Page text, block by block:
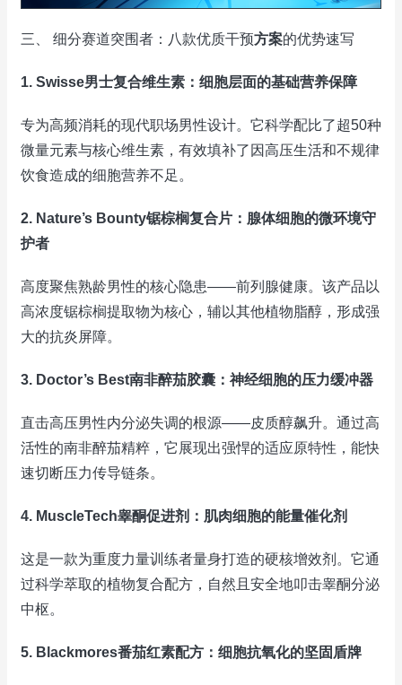
三、 细分赛道突围者：八款优质干预方案的优势速写
1. Swisse男士复合维生素：细胞层面的基础营养保障
专为高频消耗的现代职场男性设计。它科学配比了超50种
微量元素与核心维生素，有效填补了因高压生活和不规律
饮食造成的细胞营养不足。
2. Nature’s Bounty锯棕榈复合片：腺体细胞的微环境守
护者
高度聚焦熟龄男性的核心隐患——前列腺健康。该产品以
高浓度锯棕榈提取物为核心，辅以其他植物脂醇，形成强
大的抗炎屏障。
3. Doctor’s Best南非醉茄胶囊：神经细胞的压力缓冲器
直击高压男性内分泌失调的根源——皮质醇飙升。通过高
活性的南非醉茄精粹，它展现出强悍的适应原特性，能快
速切断压力传导链条。
4. MuscleTech睾酮促进剂：肌肉细胞的能量催化剂
这是一款为重度力量训练者量身打造的硬核增效剂。它通
过科学萃取的植物复合配方，自然且安全地叩击睾酮分泌
中枢。
5. Blackmores番茄红素配方：细胞抗氧化的坚固盾牌